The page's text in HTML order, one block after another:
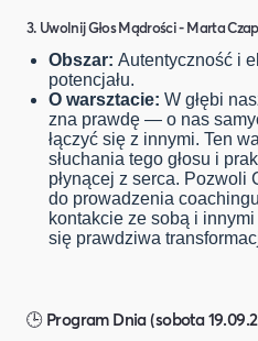
3. Uwolnij Głos Mądrości - Marta
Obszar: Autentyczność i
potencjału.
O warsztacie: W głębi
zna prawdę — o nas
łączyć się z innymi. Ten
słuchania tego głosu i
płynącej z serca. Pozwoli
do prowadzenia
kontakcie ze sobą i
się prawdziwa
🕒 Program Dnia (sobota